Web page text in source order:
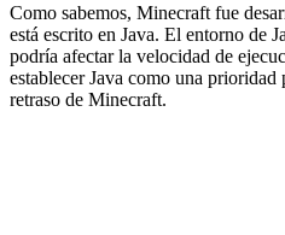
Como sabemos, Minecraft fue
está escrito en Java. El entorno de
podría afectar la velocidad de
establecer Java como una
retraso de Minecraft.